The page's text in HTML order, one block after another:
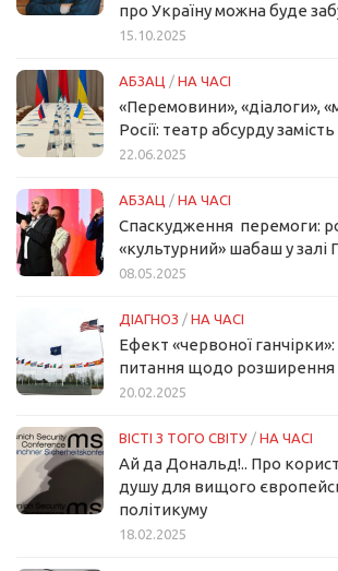
про Україну можна буде
15.10.2025
АБЗАЦ / НА ЧАСІ
«Перемовини», «діалоги»,
Росії: театр абсурду
22.06.2025
АБЗАЦ / НА ЧАСІ
Спаскудження перемоги:
«культурний» шабаш у залі
08.05.2025
ДІАГНОЗ / НА ЧАСІ
Ефект «червоної
питання щодо розширення
20.02.2025
ВІСТІ З ТОГО СВІТУ / НА ЧАСІ
Ай да Дональд!.. Про
душу для вищого
політикуму
18.02.2025